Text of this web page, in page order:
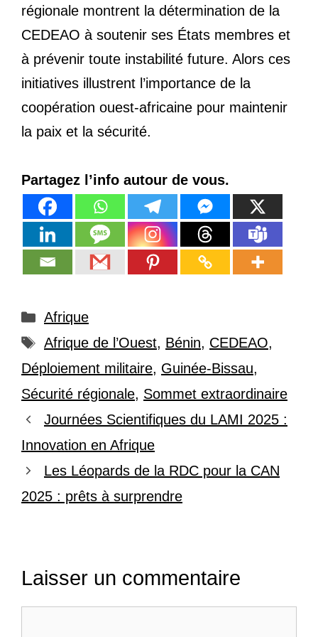
régionale montrent la détermination de la
CEDEAO à soutenir ses États membres et
à prévenir toute instabilité future. Alors ces
initiatives illustrent l’importance de la
coopération ouest-africaine pour maintenir
la paix et la sécurité.
Partagez l’info autour de vous.
Catégories
Afrique
Étiquettes
Afrique de l’Ouest, Bénin, CEDEAO,
Déploiement militaire, Guinée-Bissau,
Sécurité régionale, Sommet extraordinaire
Journées Scientifiques du LAMI 2025 :
Innovation en Afrique
Les Léopards de la RDC pour la CAN
2025 : prêts à surprendre
Laisser un commentaire